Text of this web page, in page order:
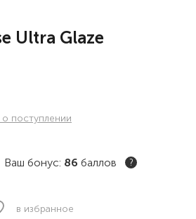
Ultra Glaze
поступлении
Ваш бонус: 86 баллов ?
в избранное